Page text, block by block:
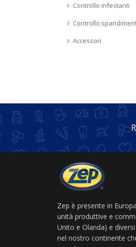
Controllo infestanti
Controllo
Accessori
Zep è presente in
unità produttive e
Unito e Olanda) e
nel nostro continente